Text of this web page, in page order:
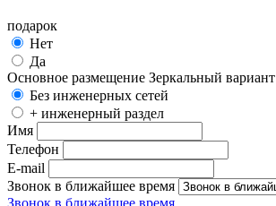
подарок
Нет
Да
Основное размещение Зеркальный вариант
Без инженерных сетей
+ инженерный раздел
Имя
Телефон
E-mail
Звонок в ближайшее время
Звонок в ближайшее время